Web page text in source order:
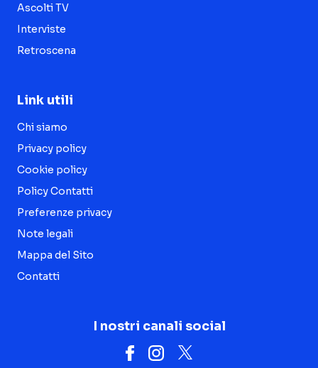
Ascolti TV
Interviste
Retroscena
Link utili
Chi siamo
Privacy policy
Cookie policy
Policy Contatti
Preferenze privacy
Note legali
Mappa del Sito
Contatti
I nostri canali social